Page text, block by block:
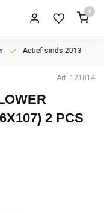
0
Actief sinds 2013
Art: 121014
2 PCS